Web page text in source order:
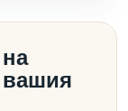
вашия